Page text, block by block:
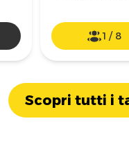
1 / 8
Scopri tutti i